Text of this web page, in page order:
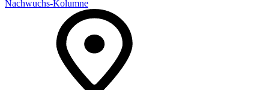
Nachwuchs-Kolumne